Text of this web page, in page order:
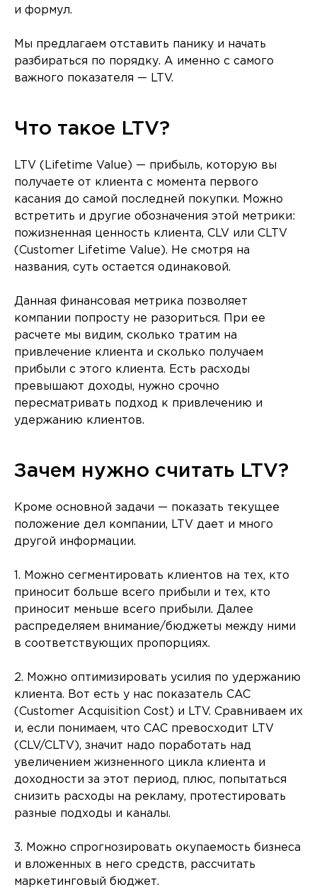
и формул.
Мы предлагаем отставить панику и начать
разбираться по порядку. А именно с самого
важного показателя — LTV.
Что такое LTV?
LTV (Lifetime Value) — прибыль, которую вы
получаете от клиента с момента первого
касания до самой последней покупки. Можно
встретить и другие обозначения этой метрики:
пожизненная ценность клиента, CLV или CLTV
(Customer Lifetime Value). Не смотря на
названия, суть остается одинаковой.
Данная финансовая метрика позволяет
компании попросту не разориться. При ее
расчете мы видим, сколько тратим на
привлечение клиента и сколько получаем
прибыли с этого клиента. Есть расходы
превышают доходы, нужно срочно
пересматривать подход к привлечению и
удержанию клиентов.
Зачем нужно считать LTV?
Кроме основной задачи — показать текущее
положение дел компании, LTV дает и много
другой информации.
1. Можно сегментировать клиентов на тех, кто
приносит больше всего прибыли и тех, кто
приносит меньше всего прибыли. Далее
распределяем внимание/бюджеты между ними
в соответствующих пропорциях.
2. Можно оптимизировать усилия по удержанию
клиента. Вот есть у нас показатель CAC
(Customer Acquisition Cost) и LTV. Сравниваем их
и, если понимаем, что CAC превосходит LTV
(CLV/CLTV), значит надо поработать над
увеличением жизненного цикла клиента и
доходности за этот период, плюс, попытаться
снизить расходы на рекламу, протестировать
разные подходы и каналы.
3. Можно спрогнозировать окупаемость бизнеса
и вложенных в него средств, рассчитать
маркетинговый бюджет.